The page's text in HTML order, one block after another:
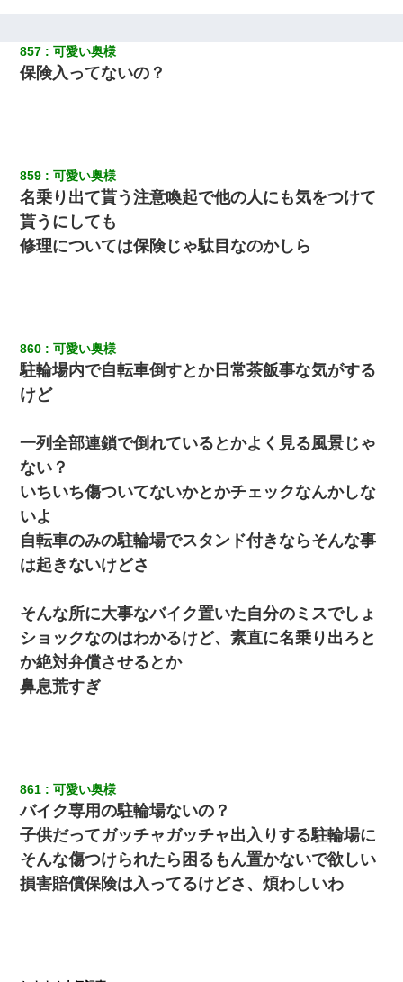
857 可愛い奥様
保険入ってないの？
859 可愛い奥様
名乗り出て貰う注意喚起で他の人にも気をつけて
貰うにしても
修理については保険じゃ駄目なのかしら
860 可愛い奥様
駐輪場内で自転車倒すとか日常茶飯事な気がする
けど
一列全部連鎖で倒れているとかよく見る風景じゃ
ない？
いちいち傷ついてないかとかチェックなんかしな
いよ
自転車のみの駐輪場でスタンド付きならそんな事
は起きないけどさ
そんな所に大事なバイク置いた自分のミスでしょ
ショックなのはわかるけど、素直に名乗り出ろと
か絶対弁償させるとか
鼻息荒すぎ
861 可愛い奥様
バイク専用の駐輪場ないの？
子供だってガッチャガッチャ出入りする駐輪場に
そんな傷つけられたら困るもん置かないで欲しい
損害賠償保険は入ってるけどさ、煩わしいわ